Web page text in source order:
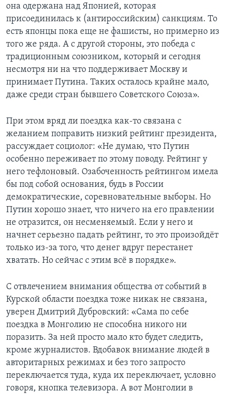
она одержана над Японией, которая
присоединилась к (антироссийским) санкциям. То
есть японцы пока еще не фашисты, но примерно из
того же ряда. А с другой стороны, это победа с
традиционным союзником, который и сегодня
несмотря ни на что поддерживает Москву и
принимает Путина. Таких осталось крайне мало,
даже среди стран бывшего Советского Союза».
При этом вряд ли поездка как-то связана с
желанием поправить низкий рейтинг президента,
рассуждает социолог: «Не думаю, что Путин
особенно переживает по этому поводу. Рейтинг у
него тефлоновый. Озабоченность рейтингом имела
бы под собой основания, будь в России
демократические, соревновательные выборы. Но
Путин хорошо знает, что ничего на его правлении
не отразится, он несменяемый. Если у него и
начнет серьезно падать рейтинг, то это произойдёт
только из-за того, что денег вдруг перестанет
хватать. Но сейчас с этим всё в порядке».
С отвлечением внимания общества от событий в
Курской области поездка тоже никак не связана,
уверен Дмитрий Дубровский: «Сама по себе
поездка в Монголию не способна никого ни
поразить. За ней просто мало кто будет следить,
кроме журналистов. Вдобавок внимание людей в
авторитарных режимах и без того запросто
переключается туда, куда их переключает, условно
говоря, кнопка телевизора. А вот Монголии в